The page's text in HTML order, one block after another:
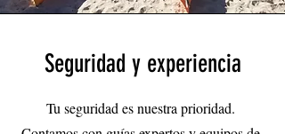
Seguridad y experiencia
Tu seguridad es nuestra prioridad.